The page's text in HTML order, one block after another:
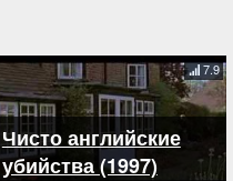
Чисто английские
убийства (1997)
7.9